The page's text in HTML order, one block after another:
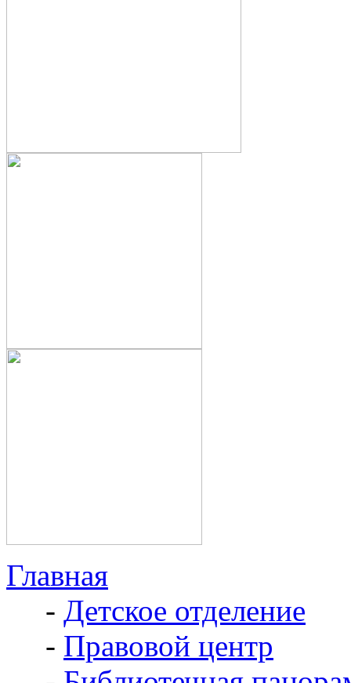
Главная
- Детское отделение
- Правовой центр